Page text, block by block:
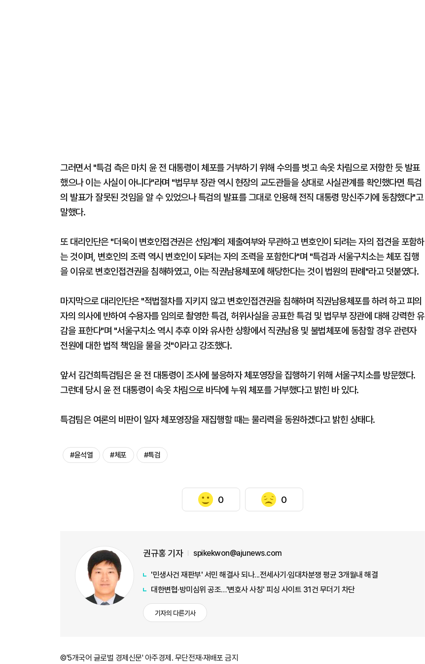
그러면서 "특검 측은 마치 윤 전 대통령이 체포를 거부하기 위해 수의를 벗고 속옷 차림으로 저항한 듯 발표
했으나 이는 사실이 아니다"라며 "법무부 장관 역시 현장의 교도관들을 상대로 사실관계를 확인했다면 특검
의 발표가 잘못된 것임을 알 수 있었으나 특검의 발표를 그대로 인용해 전직 대통령 망신주기에 동참했다"고
말했다.
또 대리인단은 "더욱이 변호인접견권은 선임계의 제출여부와 무관하고 변호인이 되려는 자의 접견을 포함하
는 것이며, 변호인의 조력 역시 변호인이 되려는 자의 조력을 포함한다"며 "특검과 서울구치소는 체포 집행
을 이유로 변호인접견권을 침해하였고, 이는 직권남용체포에 해당한다는 것이 법원의 판례"라고 덧붙였다.
마지막으로 대리인단은 "적법절차를 지키지 않고 변호인접견권을 침해하며 직권남용체포를 하려 하고 피의
자의 의사에 반하여 수용자를 임의로 촬영한 특검, 허위사실을 공표한 특검 및 법무부 장관에 대해 강력한 유
감을 표한다"며 "서울구치소 역시 추후 이와 유사한 상황에서 직권남용 및 불법체포에 동참할 경우 관련자
전원에 대한 법적 책임을 물을 것"이라고 강조했다.
앞서 김건희특검팀은 윤 전 대통령이 조사에 불응하자 체포영장을 집행하기 위해 서울구치소를 방문했다.
그런데 당시 윤 전 대통령이 속옷 차림으로 바닥에 누워 체포를 거부했다고 밝힌 바 있다.
특검팀은 여론의 비판이 일자 체포영장을 재집행할 때는 물리력을 동원하겠다고 밝힌 상태다.
#윤석열 #체포 #특검
0 0
권규홍 기자 spikekwon@ajunews.com
'민생사건 재판부' 서민 해결사 되나...전세사기·임대차분쟁 평균 3개월내 해결
대한변협·방미심위 공조…'변호사 사칭' 피싱 사이트 31건 무더기 차단
기자의 다른기사
©'5개국어 글로벌 경제신문' 아주경제. 무단전재·재배포 금지